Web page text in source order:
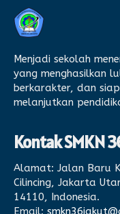
Menjadi sekolah
yang menghasilkan
berkarakter, dan
melanjutkan
Kontak SMKN
Alamat: Jalan Baru
Cilincing, Jakarta
14110, Indonesia.
Email: